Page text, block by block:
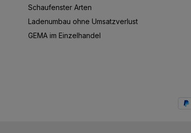
Schaufenster Arten
Ladenumbau ohne Umsatzverlust
GEMA im Einzelhandel